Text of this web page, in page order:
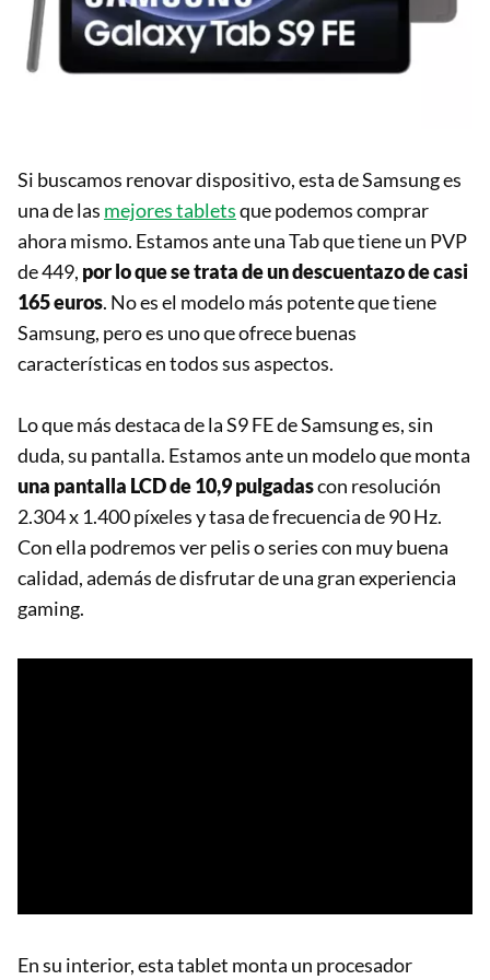
Si buscamos renovar dispositivo, esta de Samsung es
una de las mejores tabletsque podemos comprar
ahora mismo. Estamos ante una Tab que tiene un PVP
de 449, por lo que se trata de un descuentazo de casi
165 euros. No es el modelo más potente que tiene
Samsung, pero es uno que ofrece buenas
características en todos sus aspectos.
Lo que más destaca de la S9 FE de Samsung es, sin
duda, su pantalla. Estamos ante un modelo que monta
una pantalla LCD de 10,9 pulgadascon resolución
2.304 x 1.400 píxeles y tasa de frecuencia de 90 Hz.
Con ella podremos ver pelis o series con muy buena
calidad, además de disfrutar de una gran experiencia
gaming.
En su interior, esta tablet monta un procesador